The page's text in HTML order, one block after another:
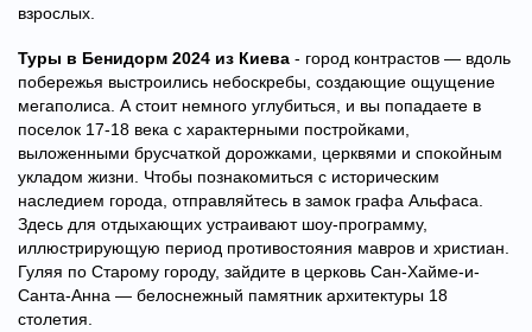
взрослых.
Туры в Бенидорм 2024 из Киева - город контрастов — вдоль
побережья выстроились небоскребы, создающие ощущение
мегаполиса. А стоит немного углубиться, и вы попадаете в
поселок 17-18 века с характерными постройками,
выложенными брусчаткой дорожками, церквями и спокойным
укладом жизни. Чтобы познакомиться с историческим
наследием города, отправляйтесь в замок графа Альфаса.
Здесь для отдыхающих устраивают шоу-программу,
иллюстрирующую период противостояния мавров и христиан.
Гуляя по Старому городу, зайдите в церковь Сан-Хайме-и-
Санта-Анна — белоснежный памятник архитектуры 18
столетия.